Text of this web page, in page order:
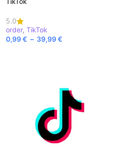
5.0
order, TikTok
0,99€ – 39,99€